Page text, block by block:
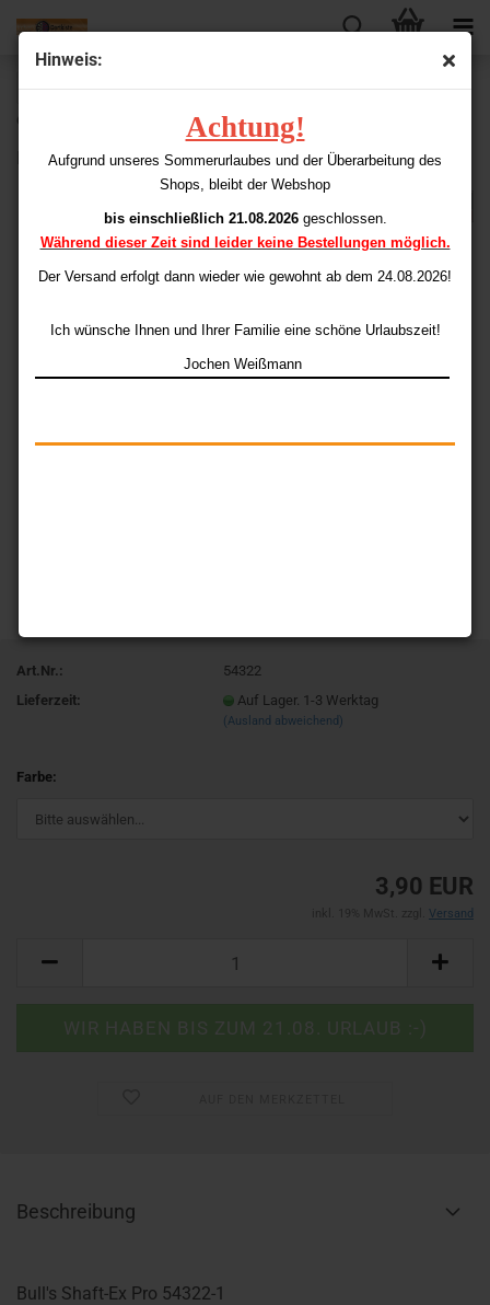
Hinweis:
Achtung!
Aufgrund unseres Sommerurlaubes und der Überarbeitung des
Shops, bleibt der Webshop
bis einschließlich 21.08.2026geschlossen.
Während dieser Zeit sind leider keine Bestellungen möglich.
Der Versand erfolgt dann wieder wie gewohnt ab dem 24.08.2026!
Ich wünsche Ihnen und Ihrer Familie eine schöne Urlaubszeit!
Jochen Weißmann
« Erster « zurück weiter »
Letzter »
63
Artikel in dieser Kategorie
Bull's Shaft-Ex Pro
Art.Nr.:
54322
Lieferzeit:
Auf Lager. 1-3 Werktag
(Ausland abweichend)
Farbe:
3,90 EUR
Versand
Beschreibung
Bull's Shaft-Ex Pro 54322-1